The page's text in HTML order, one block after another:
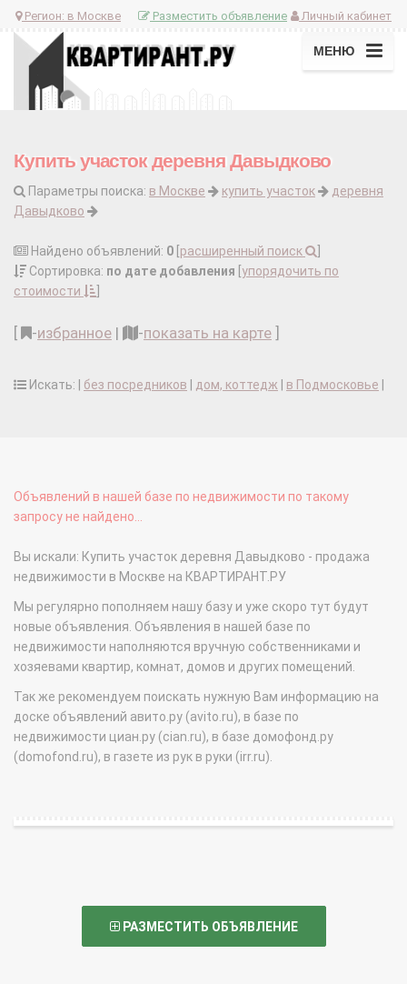
Регион: в Москве Личный кабинет
Разместить объявление
МЕНЮ
Купить участок деревня Давыдково
Параметры поиска: в Москве купить участок
деревня
Давыдково
Найдено объявлений: 0 расширенный поиск
Сортировка: по дате добавления упорядочить по
стоимости
-избранное | -показать на карте
Искать: | без посредников дом, коттедж в Подмосковье
Объявлений в нашей базе по недвижимости по такому
запросу не найдено...
Вы искали: Купить участок деревня Давыдково - продажа
недвижимости в Москве на КВАРТИРАНТ.РУ
Мы регулярно пополняем нашу базу и уже скоро тут будут
новые объявления. Объявления в нашей базе по
недвижимости наполняются вручную собственниками и
хозяевами квартир, комнат, домов и других помещений.
Так же рекомендуем поискать нужную Вам информацию на
доске объявлений авито.ру (avito.ru), в базе по
недвижимости циан.ру (cian.ru), в базе домофонд.ру
(domofond.ru), в газете из рук в руки (irr.ru).
РАЗМЕСТИТЬ ОБЪЯВЛЕНИЕ